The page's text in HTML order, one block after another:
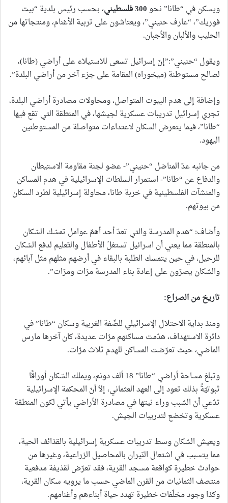
ويسكن في “طانا” نحو300فلسطيني، بحسب رئيس بلدية “بيت
فوريك”، “عارف حنيني”، ويعتاشون على تربية الأغنام، ومنتجاتها من
الحليب والألبان والأجبان.
ويقول “حنيني”:”إنّ إسرائيل تسعى للاستيلاء على أراضي (طانا)،
لصالح مستوطنة (ميخوراه) المقامة على جزء آخر من أراضي البلدة”.
وإضافة إلى هدم البيوت المتواصل، ومحاولات مصادرة أراضي البلدة،
تجري إسرائيل تدريبات عسكرية لجيشها، في المنطقة التي تقع فيها
“طانا”، فيما يتعرض السكان لاعتداءات متواصلة من المستوطنين
اليهود.
من جانبه عدّ المناضل “حنيني”- عضو لجنة مقاومة الاستيطان
والدفاع عن “طانا”- استمرار السلطات الإسرائيلية في هدم المساكن
والمنشآت الفلسطينية في خربة طانا، محاولة إسرائيلية لطرد السكان
من بيوتهم.
وأضاف: “هدم المدرسة والتي تعدّ أحد أهمّ عوامل تمسّك السّكان
بالمنطقة مما يعني أن اسرائيل تستغلّ الأطفال والتّعليم لدفع السّكان
للرحيل، في حين يتمسك الطلبة بالبقاء في أرضهم مثلهم مثل آبائهم،
والسّكان يصرّون على إعادة بناء المدرسة مرّات ومرّات”.
تاريخ من الصراع:
ومنذ بداية الاحتلال الإسرائيلي للضّفة الغربية وسكان “طانا” في
دائرة الاستهداف، هدّمت مساكنهم مرّات عديدة، كان آخرها مارس
الماضي، حيث تعرّضت المساكن للهدم ثلاث مرّات.
وتبلغ مساحة أراضي “طانا” 18 ألف دونم، ويملك السّكان أوراقًا
ثبوتيّةً بذلك تعود إلى العهد العثماني، إلاّ أنّ المحكمة الإسرائيلية
تدّعي أنّ السّبب وراء نيتها في مصادرة الأراضي يأتي لكون المنطقة
عسكرية وتخضع لتدريبات الجيش.
ويعيش السّكان وسط تدريبات عسكرية إسرائيلية بالقذائف الحية،
مما يتسبب في اشتعال النّيران بالمحاصيل الزراعية، وغيرها من
حوادث خطيرة كواقعة مسجد القرية، فقد تعرّض لقذيفة مدفعية
منتصف الثمانيات من القرن الماضي حسب ما يرويه سكان القرية،
وكذا وجود مخلّفات خطيرة تهدد حياة أبناءهم وأغنامهم.